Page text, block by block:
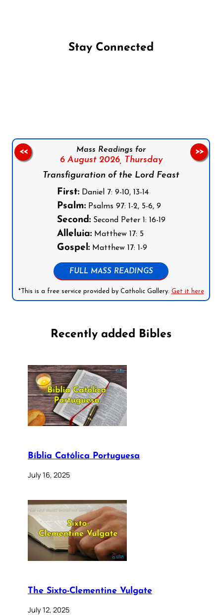
Stay Connected
Mass Readings for
6 August 2026, Thursday
Transfiguration of the Lord Feast
First:Daniel 7: 9-10, 13-14
Psalm:Psalms 97: 1-2, 5-6, 9
Second:Second Peter 1: 16-19
Alleluia:Matthew 17: 5
Gospel:Matthew 17: 1-9
FULL MASS READINGS
*This is a free service provided by Catholic Gallery. Get it here
<< >>
Recently added Bibles
Bíblia Católica Portuguesa
July 16, 2025
The Sixto-Clementine Vulgate
July 12, 2025